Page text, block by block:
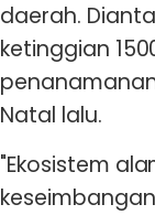
daerah.
ketinggian
Natal lalu.
"Ekosistem